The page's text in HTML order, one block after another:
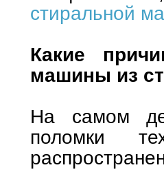
стиральной
Какие
машины из
На самом
поломки